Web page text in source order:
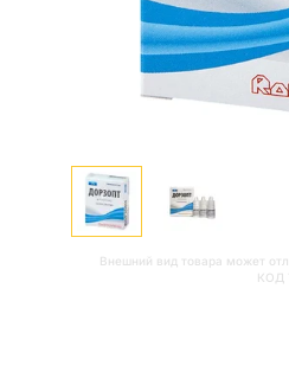
Внешний вид товара может
КОД